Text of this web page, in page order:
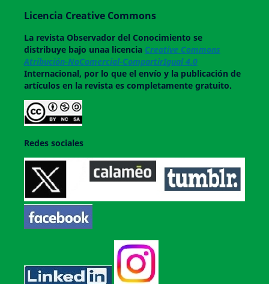
Licencia Creative Commons
La revistaObservador del Conocimiento se
distribuye bajo unaa licencia Creative Commons
Atribución-NoComercial-CompartirIgual 4.0
Internacional, por lo que el envío y la publicación de
artículos en la revista es completamente gratuito.
Redes sociales